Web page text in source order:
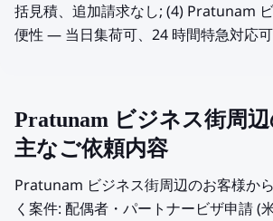
括見積、追加請求なし; (4) Pratunam
便性 — 当日集荷可、24 時間特急対応可
Pratunam ビジネス街周
主なご依頼内容
Pratunam ビジネス街周辺のお客様か
く案件: 配偶者・パートナービザ申請 (